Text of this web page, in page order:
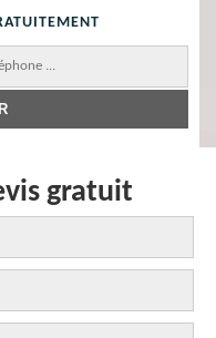
gratuit